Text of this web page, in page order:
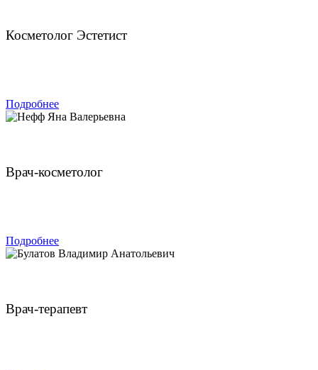
Косметолог Эстетист
Подробнее
Врач-косметолог
Подробнее
Врач-терапевт